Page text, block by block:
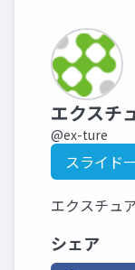
エクスチ
@ex-ture
スライド
エクスチュ
シェア